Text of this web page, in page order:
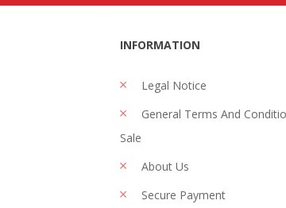
INFORMATION
Legal Notice
General Terms And
Sale
About Us
Secure Payment